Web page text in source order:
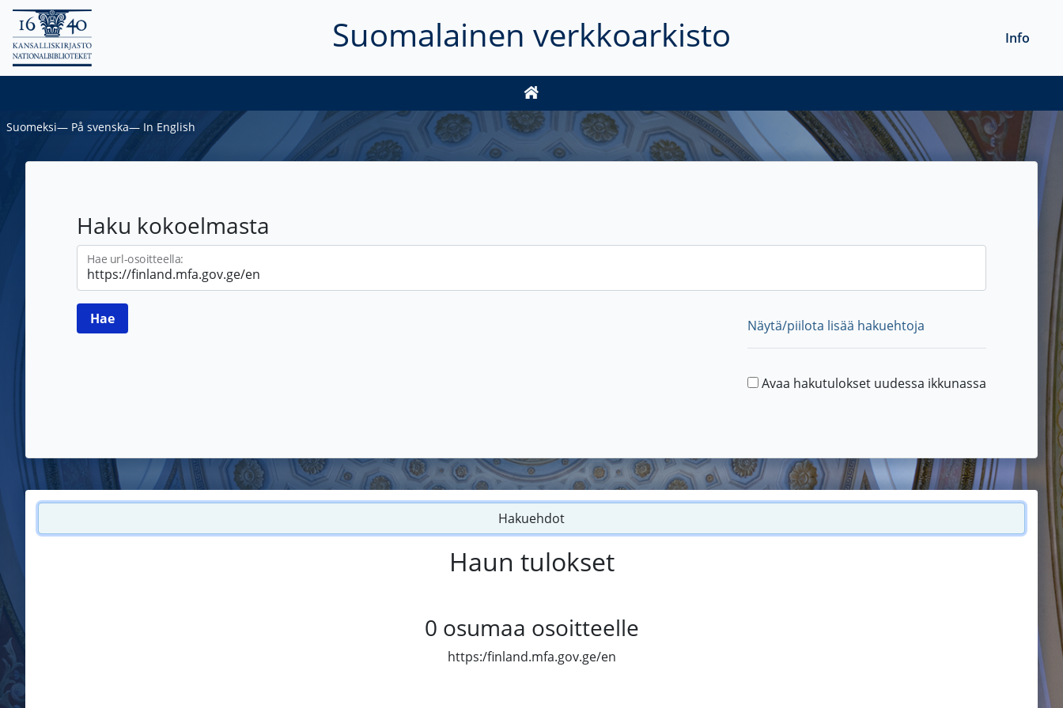
Suomalainen verkkoarkisto Info
Suomeksi― På svenska― In English
Haku kokoelmasta
Hae url-osoitteella:
Näytä/piilota lisää hakuehtoja
Avaa hakutulokset uudessa ikkunassa
Hakuehdot
Haun tulokset
0 osumaa osoitteelle
https:/finland.mfa.gov.ge/en